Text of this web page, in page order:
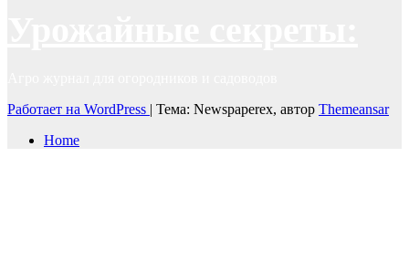
Работает на WordPress | Тема: Newspaperex, автор Themeansar
Home